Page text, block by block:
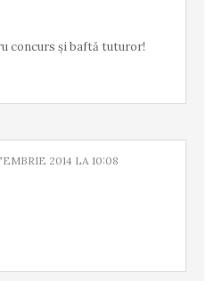
concurs și baftă tuturor!
2014 LA 10:08